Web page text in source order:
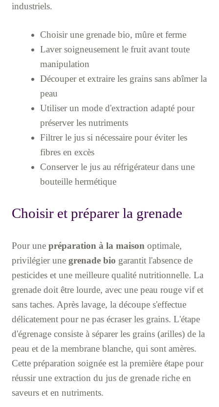
industriels.
Choisir une grenade bio, mûre et ferme
Laver soigneusement le fruit avant toute
manipulation
Découper et extraire les grains sans abîmer la
peau
Utiliser un mode d'extraction adapté pour
préserver les nutriments
Filtrer le jus si nécessaire pour éviter les
fibres en excès
Conserver le jus au réfrigérateur dans une
bouteille hermétique
Choisir et préparer la grenade
Pour une préparation à la maison optimale,
privilégier une grenade bio garantit l'absence de
pesticides et une meilleure qualité nutritionnelle. La
grenade doit être lourde, avec une peau rouge vif et
sans taches. Après lavage, la découpe s'effectue
délicatement pour ne pas écraser les grains. L'étape
d'égrenage consiste à séparer les grains (arilles) de la
peau et de la membrane blanche, qui sont amères.
Cette préparation soignée est la première étape pour
réussir une extraction du jus de grenade riche en
saveurs et en nutriments.